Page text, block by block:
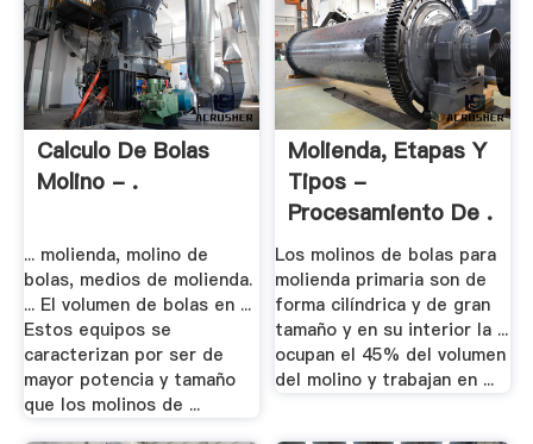
Calculo De Bolas
Molino - .
... molienda, molino de
bolas, medios de molienda.
... El volumen de bolas en ...
Estos equipos se
caracterizan por ser de
mayor potencia y tamaño
que los molinos de ...
Molienda, Etapas Y
Tipos -
Procesamiento De .
Los molinos de bolas para
molienda primaria son de
forma cilíndrica y de gran
tamaño y en su interior la ...
ocupan el 45% del volumen
del molino y trabajan en ...